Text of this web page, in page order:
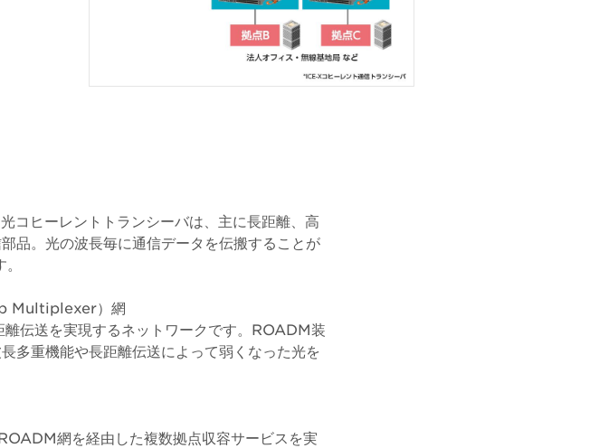
コヒーレントトランシーバは、主に長距離、高
品。光の波長毎に通信データを伝搬することが
Multiplexer）網
伝送を実現するネットワークです。ROADM装
多重機能や長距離伝送によって弱くなった光を
網を経由した複数拠点収容サービスを実